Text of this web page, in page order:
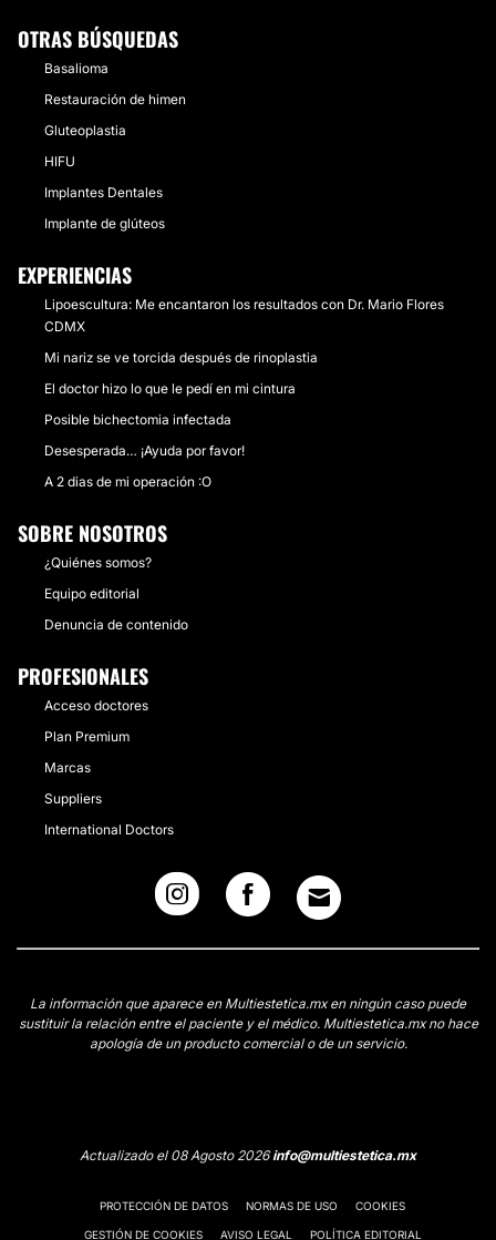
OTRAS BÚSQUEDAS
Basalioma
Restauración de himen
Gluteoplastia
HIFU
Implantes Dentales
Implante de glúteos
EXPERIENCIAS
Lipoescultura: Me encantaron los resultados con Dr. Mario Flores
CDMX
Mi nariz se ve torcida después de rinoplastia
El doctor hizo lo que le pedí en mi cintura
Posible bichectomia infectada
Desesperada… ¡Ayuda por favor!
A 2 dias de mi operación :O
SOBRE NOSOTROS
¿Quiénes somos?
Equipo editorial
Denuncia de contenido
PROFESIONALES
Acceso doctores
Plan Premium
Marcas
Suppliers
International Doctors
La información que aparece en Multiestetica.mx en ningún caso puede
sustituir la relación entre el paciente y el médico. Multiestetica.mx no hace
apología de un producto comercial o de un servicio.
Actualizado el 08 Agosto 2026info@multiestetica.mx
PROTECCIÓN DE DATOS NORMAS DE USO COOKIES
GESTIÓN DE COOKIES AVISO LEGAL POLÍTICA EDITORIAL